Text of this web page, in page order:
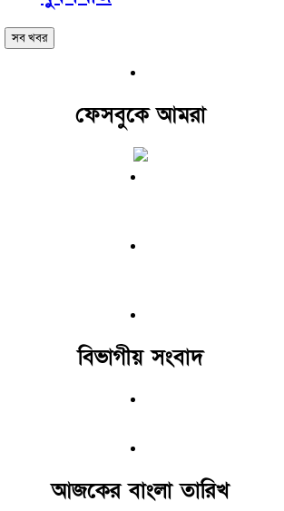
সব খবর
ফেসবুকে আমরা
বিভাগীয় সংবাদ
আজকের বাংলা তারিখ